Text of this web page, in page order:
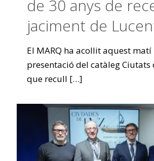
de 30 anys de
jaciment de
El MARQ ha acollit aquest matí
presentació del catàleg Ciutats
que recull […]